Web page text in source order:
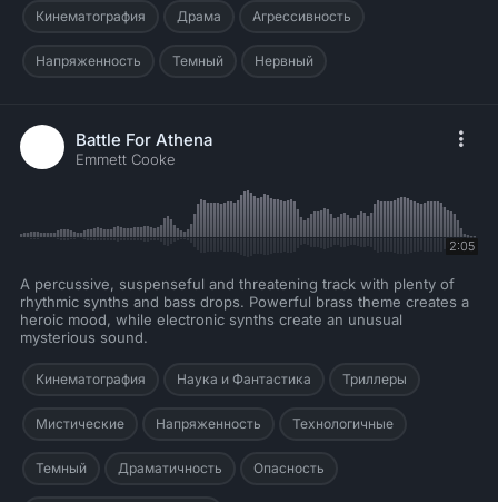
Кинематография Драма Агрессивность
Напряженность Темный Нервный
Battle For Athena
Emmett Cooke
2:05
A percussive, suspenseful and threatening track with plenty of
rhythmic synths and bass drops. Powerful brass theme creates a
heroic mood, while electronic synths create an unusual
mysterious sound.
Кинематография Наука и Фантастика Триллеры
Мистические Напряженность Технологичные
Темный Драматичность Опасность